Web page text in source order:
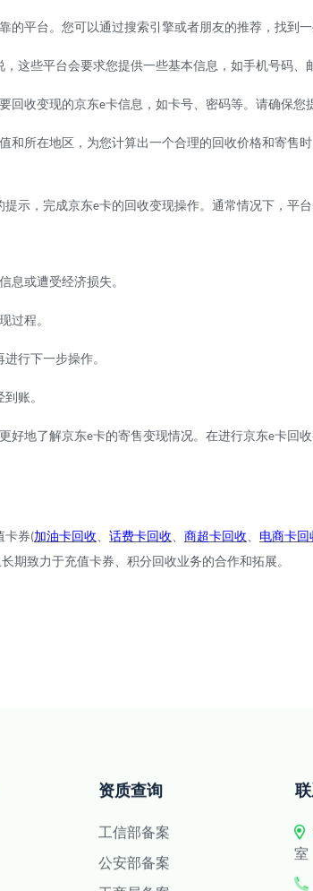
的平台。您可以通过搜索引擎或者朋友的推荐，找到
这些平台会要求您提供一些基本信息，如手机号码、
回收变现的京东e卡信息，如卡号、密码等。请确保您
和所在地区，为您计算出一个合理的回收价格和寄售
提示，完成京东e卡的回收变现操作。通常情况下，平
息或遭受经济损失。
过程。
行下一步操作。
账。
好地了解京东e卡的寄售变现情况。在进行京东e卡回
卡券(加油卡回收、 话费卡回收、 商超卡回收、 电商卡回
期致力于充值卡券、积分回收业务的合作和拓展。
资质查询
工信部备案
公安部备案
室